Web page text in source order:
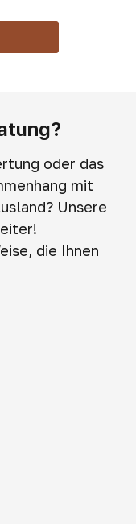
oder das
mit
Unsere
die Ihnen